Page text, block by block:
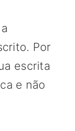
Por
escrita
e não